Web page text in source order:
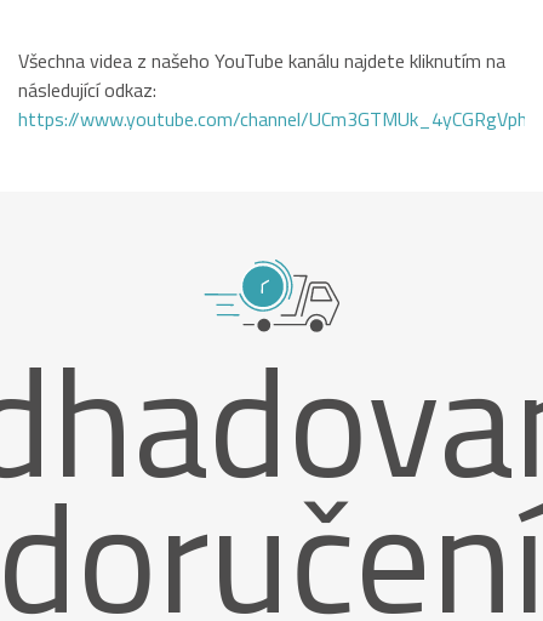
Všechna videa z našeho YouTube kanálu najdete kliknutím na
následující odkaz:
https://www.youtube.com/channel/